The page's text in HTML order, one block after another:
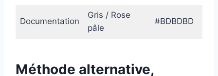
Documentation
Gris / Rose
pâle
#BDBDBD
Méthode alternative,